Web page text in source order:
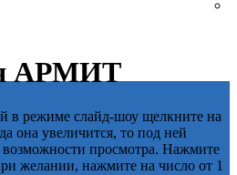
АРМИТ
в режиме слайд-шоу щелкните на
она увеличится, то под ней
возможности просмотра. Нажмите
желании, нажмите на число от 1